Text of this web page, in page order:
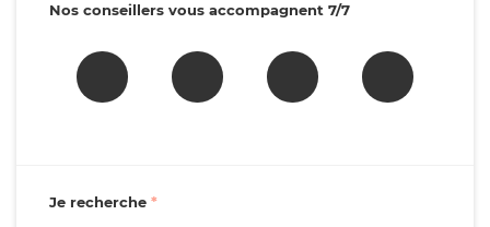
Nos conseillers vous accompagnent 7/7
Je recherche